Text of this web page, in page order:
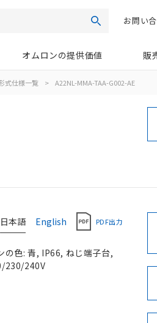
検索お問い
オムロンの提供価値 販
式仕様一覧 > A22NL-MMA-TAA-G002-AE
日本語 English PDF出力
の色: 青, IP66, ねじ端子台,
230/240V